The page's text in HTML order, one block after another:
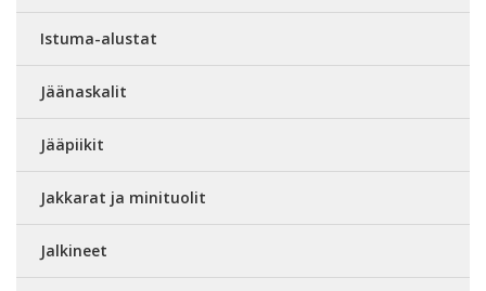
Istuma-alustat
Jäänaskalit
Jääpiikit
Jakkarat ja minituolit
Jalkineet